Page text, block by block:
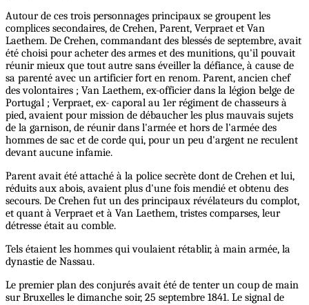
Autour de ces trois personnages principaux se groupent les
complices secondaires, de Crehen, Parent, Verpraet et Van
Laethem. De Crehen, commandant des blessés de septembre, avait
été choisi pour acheter des armes et des munitions, qu'il pouvait
réunir mieux que tout autre sans éveiller la défiance, à cause de
sa parenté avec un artificier fort en renom. Parent, ancien chef
des volontaires ; Van Laethem, ex-officier dans la légion belge de
Portugal ; Verpraet, ex- caporal au 1er régiment de chasseurs à
pied, avaient pour mission de débaucher les plus mauvais sujets
de la garnison, de réunir dans l'armée et hors de l'armée des
hommes de sac et de corde qui, pour un peu d'argent ne reculent
devant aucune infamie.
Parent avait été attaché à la police secrète dont de Crehen et lui,
réduits aux abois, avaient plus d'une fois mendié et obtenu des
secours. De Crehen fut un des principaux révélateurs du complot,
et quant à Verpraet et à Van Laethem, tristes comparses, leur
détresse était au comble.
Tels étaient les hommes qui voulaient rétablir, à main armée, la
dynastie de Nassau.
Le premier plan des conjurés avait été de tenter un coup de main
sur Bruxelles le dimanche soir, 25 septembre 1841. Le signal de